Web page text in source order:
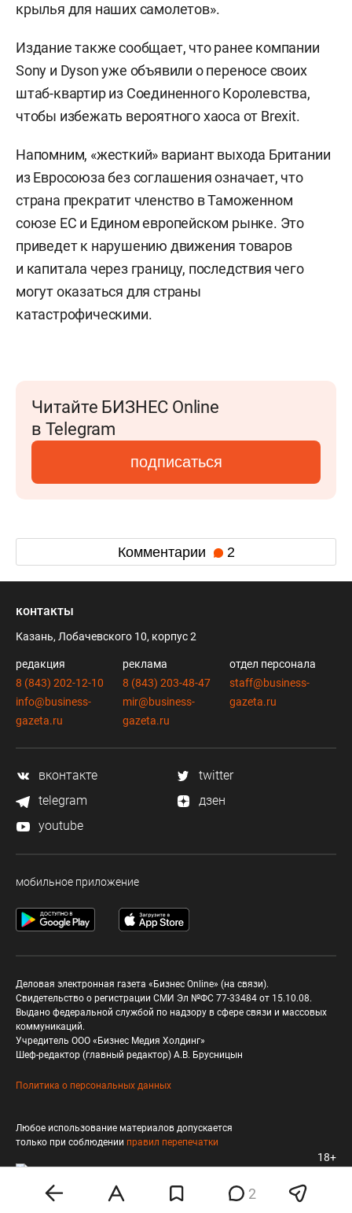
крылья для наших самолетов».
Издание также сообщает, что ранее компании
Sony и Dyson уже объявили о переносе своих
штаб-квартир из Соединенного Королевства,
чтобы избежать вероятного хаоса от Brexit.
Напомним, «жесткий» вариант выхода Британии
из Евросоюза без соглашения означает, что
страна прекратит членство в Таможенном
союзе ЕС и Едином европейском рынке. Это
приведет к нарушению движения товаров
и капитала через границу, последствия чего
могут оказаться для страны
катастрофическими.
Читайте БИЗНЕС Online
в Telegram
подписаться
Комментарии 2
2
контакты
Казань, Лобачевского 10, корпус 2
редакция
8 (843) 202-12-10
info@business-
gazeta.ru
реклама
8 (843) 203-48-47
mir@business-
gazeta.ru
отдел персонала
staff@business-
gazeta.ru
вконтакте
twitter
telegram
дзен
youtube
мобильное приложение
Деловая электронная газета «Бизнес Online» (на связи).
Свидетельство о регистрации СМИ Эл №ФС 77-33484 от 15.10.08.
Выдано федеральной службой по надзору в сфере связи и массовых
коммуникаций.
Учредитель ООО «Бизнес Медия Холдинг»
Шеф-редактор (главный редактор) А.В. Брусницын
Политика о персональных данных
Любое использование материалов допускается
только при соблюдении правил перепечатки
18+